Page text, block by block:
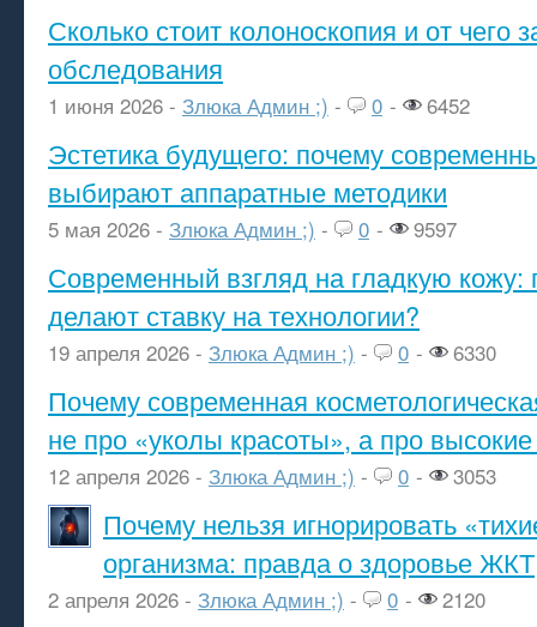
Сколько стоит колоноскопия и от чего
обследования
1 июня 2026 - Злюка Админ ;) - 0 - 6452
Эстетика будущего: почему
выбирают аппаратные методики
5 мая 2026 - Злюка Админ ;) - 0 - 9597
Современный взгляд на гладкую кожу:
делают ставку на технологии?
19 апреля 2026 - Злюка Админ ;) - 0 - 6330
Почему современная
не про «уколы красоты», а про высокие
12 апреля 2026 - Злюка Админ ;) - 0 - 3053
Почему нельзя игнорировать
организма: правда о здоровье ЖКТ
2 апреля 2026 - Злюка Админ ;) - 0 - 2120